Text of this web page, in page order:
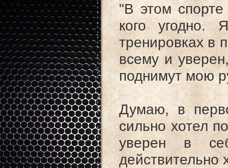
"В этом
кого угодно.
тренировках в
всему и
поднимут мою
Думаю, в
сильно хотел
уверен в
действительно